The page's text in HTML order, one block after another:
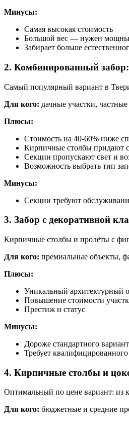
Минусы:
Самая высокая стоимость
Большой вес — нужен
Забирает больше
2. Комбинированный
Самый популярный вариант в
Для кого: дачные участки,
Плюсы:
Стоимость на 40-60% ниже
Кирпичные столбы придают
Секции пропускают свет и
Возможность выбрать тип
Минусы:
Секции требуют
3. Забор с декоративной
Кирпичные столбы и пролёты с
Для кого: премиальные объекты,
Плюсы:
Уникальный архитектурный
Повышение стоимости
Престиж и статус
Минусы:
Дороже стандартного
Требует
4. Кирпичные столбы и
Оптимальный по цене вариант: из
Для кого: бюджетные и средние